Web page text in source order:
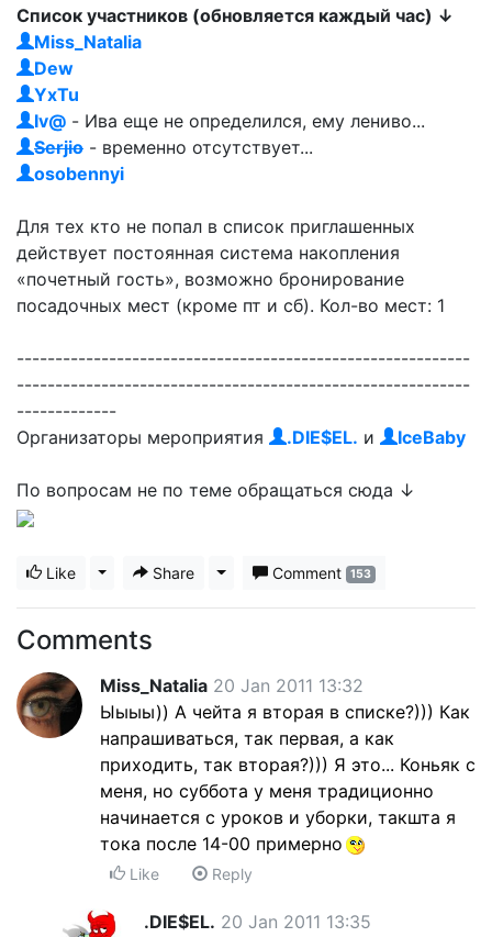
Список участников (обновляется каждый час) ↓
Miss_Natalia
Dew
YxTu
Iv@ - Ива еще не определился, ему лениво...
Serjio - временно отсутствует...
osobennyi
Для тех кто не попал в список приглашенных
действует постоянная система накопления
«почетный гость», возможно бронирование
посадочных мест (кроме пт и сб). Кол-во мест: 1
-----------------------------------------------------------
-----------------------------------------------------------
-------------
Организаторы мероприятия
.DIE$EL. и IceBaby
По вопросам не по теме обращаться сюда ↓
Like Toggle Dropdown
Share Toggle Dropdown
Comment 153
Comments
Miss_Natalia 20 Jan 2011 13:32
Ыыыы)) А чейта я вторая в списке?))) Как
напрашиваться, так первая, а как
приходить, так вторая?))) Я это... Коньяк с
меня, но суббота у меня традиционно
начинается с уроков и уборки, такшта я
тока после 14-00 примерно
Like Reply
.DIE$EL. 20 Jan 2011 13:35